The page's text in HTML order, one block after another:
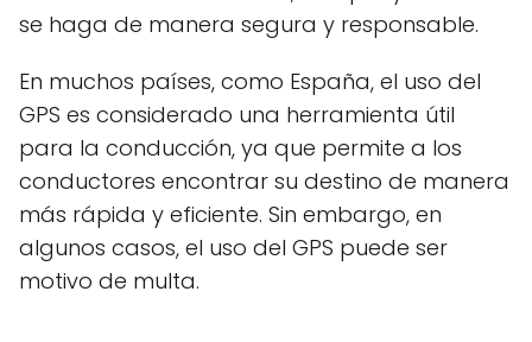
se haga de manera segura y responsable.
En muchos países, como España, el uso del
GPS es considerado una herramienta útil
para la conducción, ya que permite a los
conductores encontrar su destino de manera
más rápida y eficiente. Sin embargo, en
algunos casos, el uso del GPS puede ser
motivo de multa.